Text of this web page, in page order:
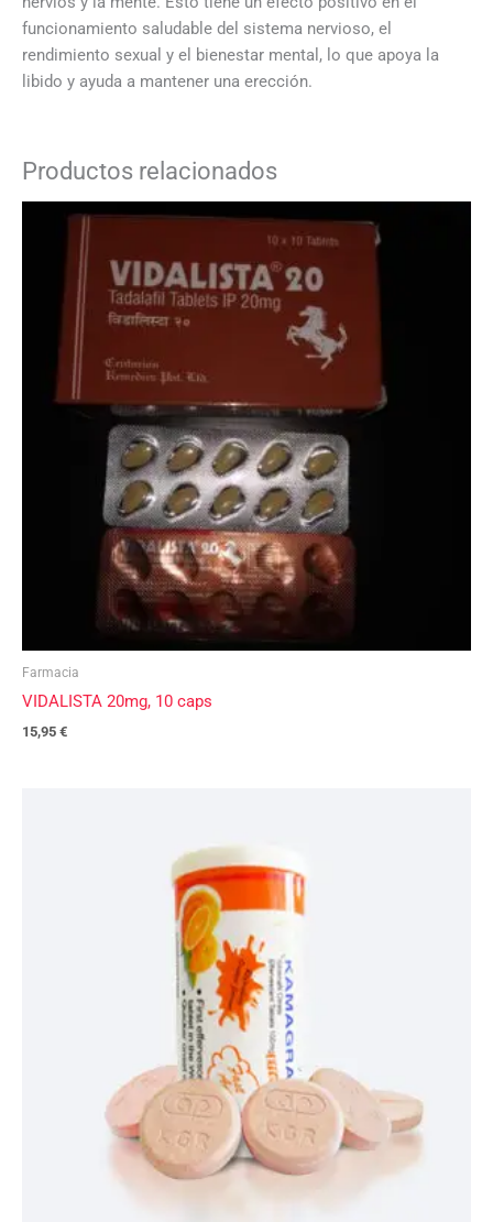
funcionamiento saludable del sistema nervioso, el
rendimiento sexual y el bienestar mental, lo que apoya la
libido y ayuda a mantener una erección.
Productos relacionados
Farmacia
VIDALISTA 20mg, 10 caps
15,95 €